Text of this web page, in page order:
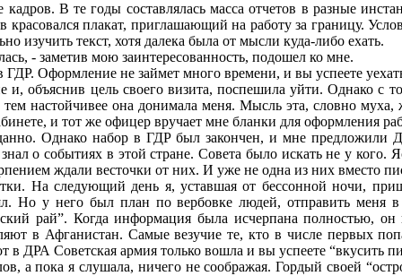
В те годы составлялась масса отчетов в разные
красовался плакат, приглашающий на работу за границу.
изучить текст, хотя далека была от мысли куда-либо ехать.
- заметив мою заинтересованность, подошел ко мне.
Оформление не займет много времени, и вы успеете
объяснив цель своего визита, поспешила уйти. Однако с
тем настойчивее она донимала меня. Мысль эта, словно
и тот же офицер вручает мне бланки для оформления
Однако набор в ГДР был закончен, и мне предложили
о событиях в этой стране. Совета было искать не у кого.
ждали весточки от них. И уже не одна из них вместо
На следующий день я, уставшая от бессонной ночи,
Но у него был план по вербовке людей, отправить меня
рай”. Когда информация была исчерпана полностью,
в Афганистан. Самые везучие те, кто в числе первых
в ДРА Советская армия только вошла и вы успеете “вкусить
а пока я слушала, ничего не соображая. Гордый своей